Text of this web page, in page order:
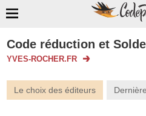
Code réduction et
YVES-ROCHER.FR
Le choix des éditeurs